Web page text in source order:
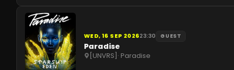
WED, 16 SEP 202623:30 GUEST
Paradise
[UNVRS] · Paradise